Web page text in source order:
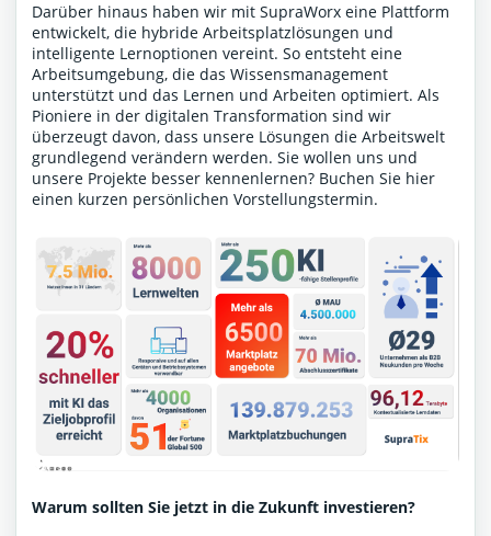
Darüber hinaus haben wir mit SupraWorx eine Plattform
entwickelt, die hybride Arbeitsplatzlösungen und
intelligente Lernoptionen vereint. So entsteht eine
Arbeitsumgebung, die das Wissensmanagement
unterstützt und das Lernen und Arbeiten optimiert. Als
Pioniere in der digitalen Transformation sind wir
überzeugt davon, dass unsere Lösungen die Arbeitswelt
grundlegend verändern werden. Sie wollen uns und
unsere Projekte besser kennenlernen? Buchen Sie hier
einen kurzen persönlichen Vorstellungstermin.
Warum sollten Sie jetzt in die Zukunft investieren?